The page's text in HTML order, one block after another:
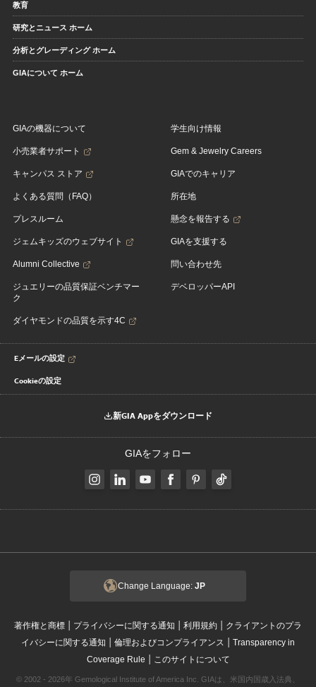
教育
研究とニュース ホーム
分析とグレーディング ホーム
GIAについて ホーム
GIAの機器について
小売業者サポート
キャンパス ストア
よくある質問（FAQ）
プレスルーム
ジェムキッズのウェブサイト
Alumni Collective
ジュエリーの品質保証ベンチマー
ク
ダイヤモンドの品質を示す4C
学生向け情報
Gem & Jewelry Careers
GIAでのキャリア
所在地
懸念を報告する
GIAを支援する
問い合わせ先
デベロッパーAPI
Eメールの設定
Cookieの設定
新GIA Appをダウンロード
GIAをフォロー
Change Language: JP
著作権と商標 | プライバシーに関する通知 | 利用規約 | クライアントのプラ
イバシーに関する通知 | 倫理およびコンプライアンス | Transparency in
Coverage Rule | このサイトについて
© 2002 - 2026年 Gemological Institute of America Inc. GIAは、米国内国歳入法典、